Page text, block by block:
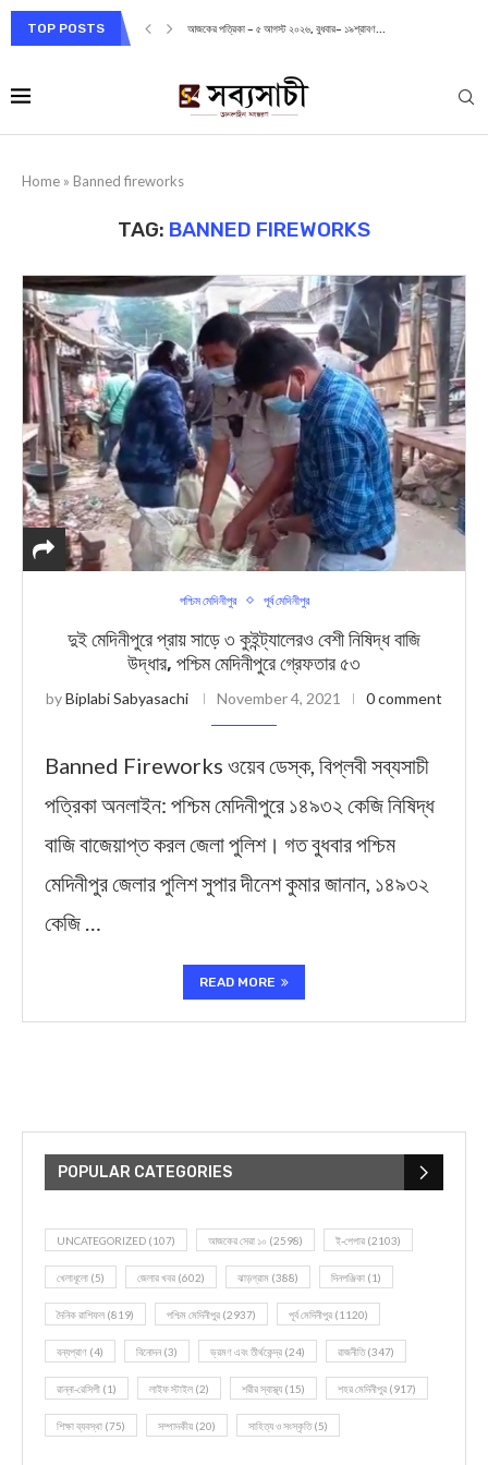
TOP POSTS আজকের পত্রিকা – ৫ আগস্ট ২০২৬, বুধবার– ১৯শ্রাবণ...
Home » Banned fireworks
TAG: BANNED FIREWORKS
পশ্চিম মেদিনীপুর পূর্ব মেদিনীপুর
দুই মেদিনীপুরে প্রায় সাড়ে ৩ কুইন্ট্যালেরও বেশী নিষিদ্ধ বাজি
উদ্ধার, পশ্চিম মেদিনীপুরে গ্রেফতার ৫৩
byBiplabi Sabyasachi November 4, 2021 0 comment
Banned Fireworks ওয়েব ডেস্ক, বিপ্লবী সব্যসাচী
পত্রিকা অনলাইন: পশ্চিম মেদিনীপুরে ১৪৯৩২ কেজি নিষিদ্ধ
বাজি বাজেয়াপ্ত করল জেল‍া পুলিশ। গত বুধবার পশ্চিম
মেদিনীপুর জেলার পুলিশ সুপার দীনেশ কুমার জানান, ১৪৯৩২
কেজি …
READ MORE
POPULAR CATEGORIES
UNCATEGORIZED (107) আজকের সেরা ১০ (2598) ই-পেপার (2103)
খেলাধূলো (5) জেলার খবর (602) ঝাড়গ্রাম (388) দিনপঞ্জিকা (1)
দৈনিক রাশিফল (819) পশ্চিম মেদিনীপুর (2937) পূর্ব মেদিনীপুর (1120)
বন্যপ্রাণ (4) বিনোদন(3) ভ্রমণ এবং তীর্থকেন্দ্র (24) রাজনীতি(347)
রান্না-রেসিপী (1) লাইফ স্টাইল (2) শরীর স্বাস্থ্য (15) শহর মেদিনীপুর (917)
শিক্ষা ব্যবস্থা (75) সম্পাদকীয় (20) সাহিত্য ও সংস্কৃতি(5)